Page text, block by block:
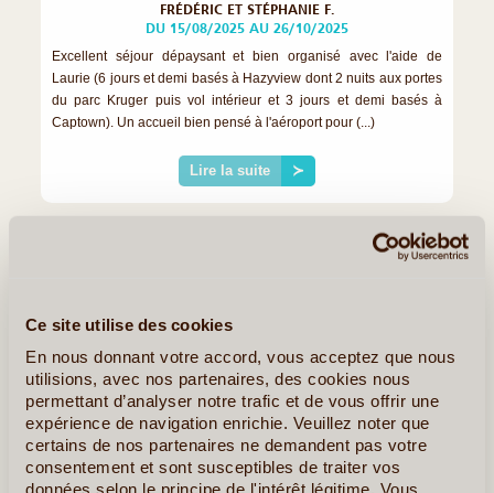
Ce site utilise des cookies
En nous donnant votre accord, vous acceptez que nous
utilisions, avec nos partenaires, des cookies nous
permettant d’analyser notre trafic et de vous offrir une
expérience de navigation enrichie. Veuillez noter que
certains de nos partenaires ne demandent pas votre
consentement et sont susceptibles de traiter vos
données selon le principe de l'intérêt légitime. Vous
FRÉDÉRIC ET STÉPHANIE F.
DU 15/08/2025 AU 26/10/2025
Excellent séjour dépaysant et bien organisé avec l'aide de
Laurie (6 jours et demi basés à Hazyview dont 2 nuits aux portes
du parc Kruger puis vol intérieur et 3 jours et demi basés à
Captown). Un accueil bien pensé à l'aéroport pour (...)
Lire la suite ≻